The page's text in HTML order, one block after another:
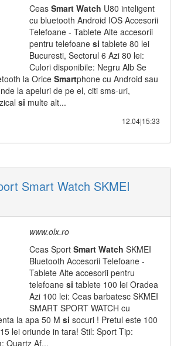
Ceas Smart Watch U80 inteligent
cu bluetooth Android IOS Accesorii
Telefoane - Tablete Alte accesorii
pentru telefoane si tablete 80 lei
Bucuresti, Sectorul 6 Azi 80 lei:
Culori disponibile: Negru Alb Se
la Orice Smartphone cu Android sau
la apeluri de pe el, citi sms-uri,
si multe alt...
12.04|15:33
Smart Watch SKMEI
www.olx.ro
Ceas Sport Smart Watch SKMEI
Bluetooth Accesorii Telefoane -
Tablete Alte accesorii pentru
telefoane si tablete 100 lei Oradea
Azi 100 lei: Ceas barbatesc SKMEI
SMART SPORT WATCH cu
la apa 50 M si socuri ! Pretul este 100
lei oriunde in tara! Stil: Sport Tip:
Quartz Af...